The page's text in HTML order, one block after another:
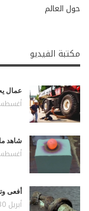
حول العالم
مكتبة الفيديو
عمال
أغسطس 24,
شاهد
أغسطس 8,
أفعى
أبريل 30, 2015